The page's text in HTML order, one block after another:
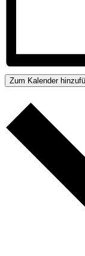
Zum Kalender